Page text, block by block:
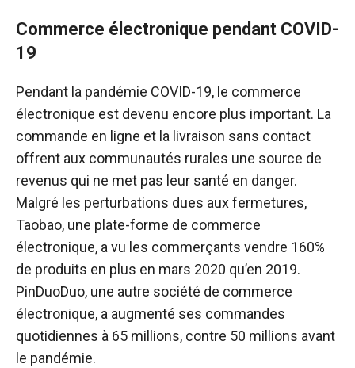
Commerce électronique pendant COVID-
19
Pendant la pandémie COVID-19, le commerce
électronique est devenu encore plus important. La
commande en ligne et la livraison sans contact
offrent aux communautés rurales une source de
revenus qui ne met pas leur santé en danger.
Malgré les perturbations dues aux fermetures,
Taobao, une plate-forme de commerce
électronique, a vu les commerçants vendre 160%
de produits en plus en mars 2020 qu’en 2019.
PinDuoDuo, une autre société de commerce
électronique, a augmenté ses commandes
quotidiennes à 65 millions, contre 50 millions avant
le pandémie.